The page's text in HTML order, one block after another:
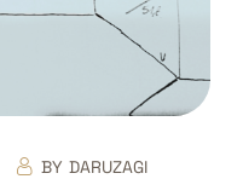
BY DARUZAGI